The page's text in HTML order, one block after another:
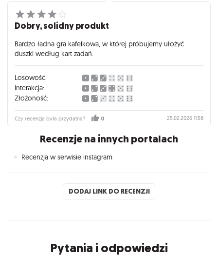
Dobry, solidny produkt
Bardzo ładna gra kafelkowa, w której próbujemy ułożyć
duszki według kart zadań.
Losowość:
Interakcja:
Złożoność:
Czy recenzja była przydatna? 0 25.02.2026 11:58
Recenzje na innych portalach
Recenzja w serwisie instagram
DODAJ LINK DO RECENZJI
Pytania i odpowiedzi